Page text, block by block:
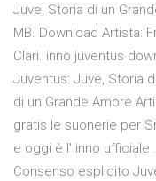
Juve, Storia di un
MB. Download Artista:
Clari. inno juventus
Juventus: Juve, Storia
di un Grande Amore
gratis le suonerie per
e oggi è l' inno ufficiale
Consenso esplicito